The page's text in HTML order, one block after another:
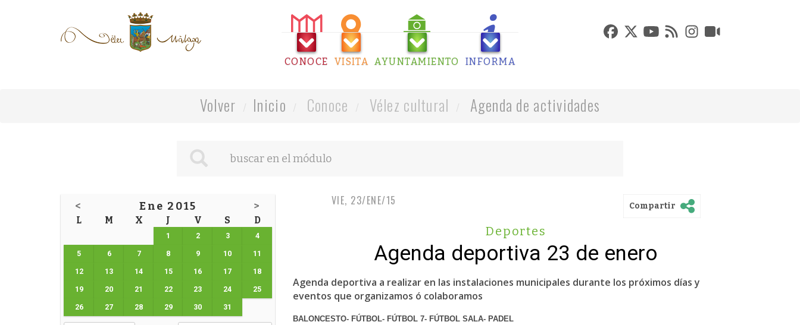
CONOCE VISITA AYUNTAMIENTO INFORMA
Volver Inicio Conoce Vélez cultural Agenda de actividades
< Ene 2015 >
L M X J V S D
1 2 3 4
5 6 7 8 9 10 11
12 13 14 15 16 17 18
19 20 21 22 23 24 25
26 27 28 29 30 31
VIE, 23/ENE/15 Compartir
Deportes
Agenda deportiva 23 de enero
Agenda deportiva a realizar en las instalaciones municipales durante los próximos días y
eventos que organizamos ó colaboramos
BALONCESTO- FÚTBOL- FÚTBOL 7- FÚTBOL SALA- PADEL